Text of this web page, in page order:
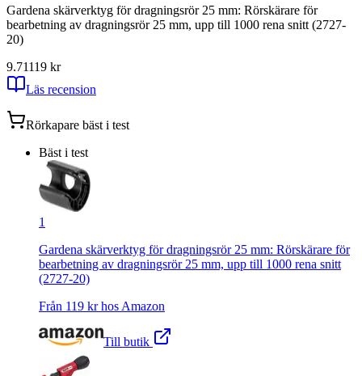
Gardena skärverktyg för dragningsrör 25 mm: Rörskärare för
bearbetning av dragningsrör 25 mm, upp till 1000 rena snitt (2727-
20)
9.71119 kr
Läs recension
Rörkapare bäst i test
Bäst i test
1
Gardena skärverktyg för dragningsrör 25 mm: Rörskärare för
bearbetning av dragningsrör 25 mm, upp till 1000 rena snitt
(2727-20)
Från 119 kr hos Amazon
Till butik